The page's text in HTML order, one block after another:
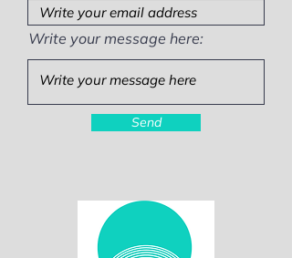
Write your message here:
Send